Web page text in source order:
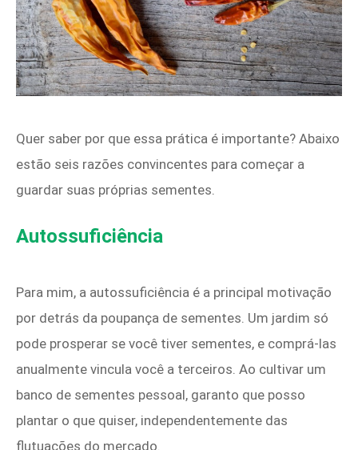
Quer saber por que essa prática é importante? Abaixo
estão seis razões convincentes para começar a
guardar suas próprias sementes.
Autossuficiência
Para mim, a autossuficiência é a principal motivação
por detrás da poupança de sementes. Um jardim só
pode prosperar se você tiver sementes, e comprá-las
anualmente vincula você a terceiros. Ao cultivar um
banco de sementes pessoal, garanto que posso
plantar o que quiser, independentemente das
flutuações do mercado.